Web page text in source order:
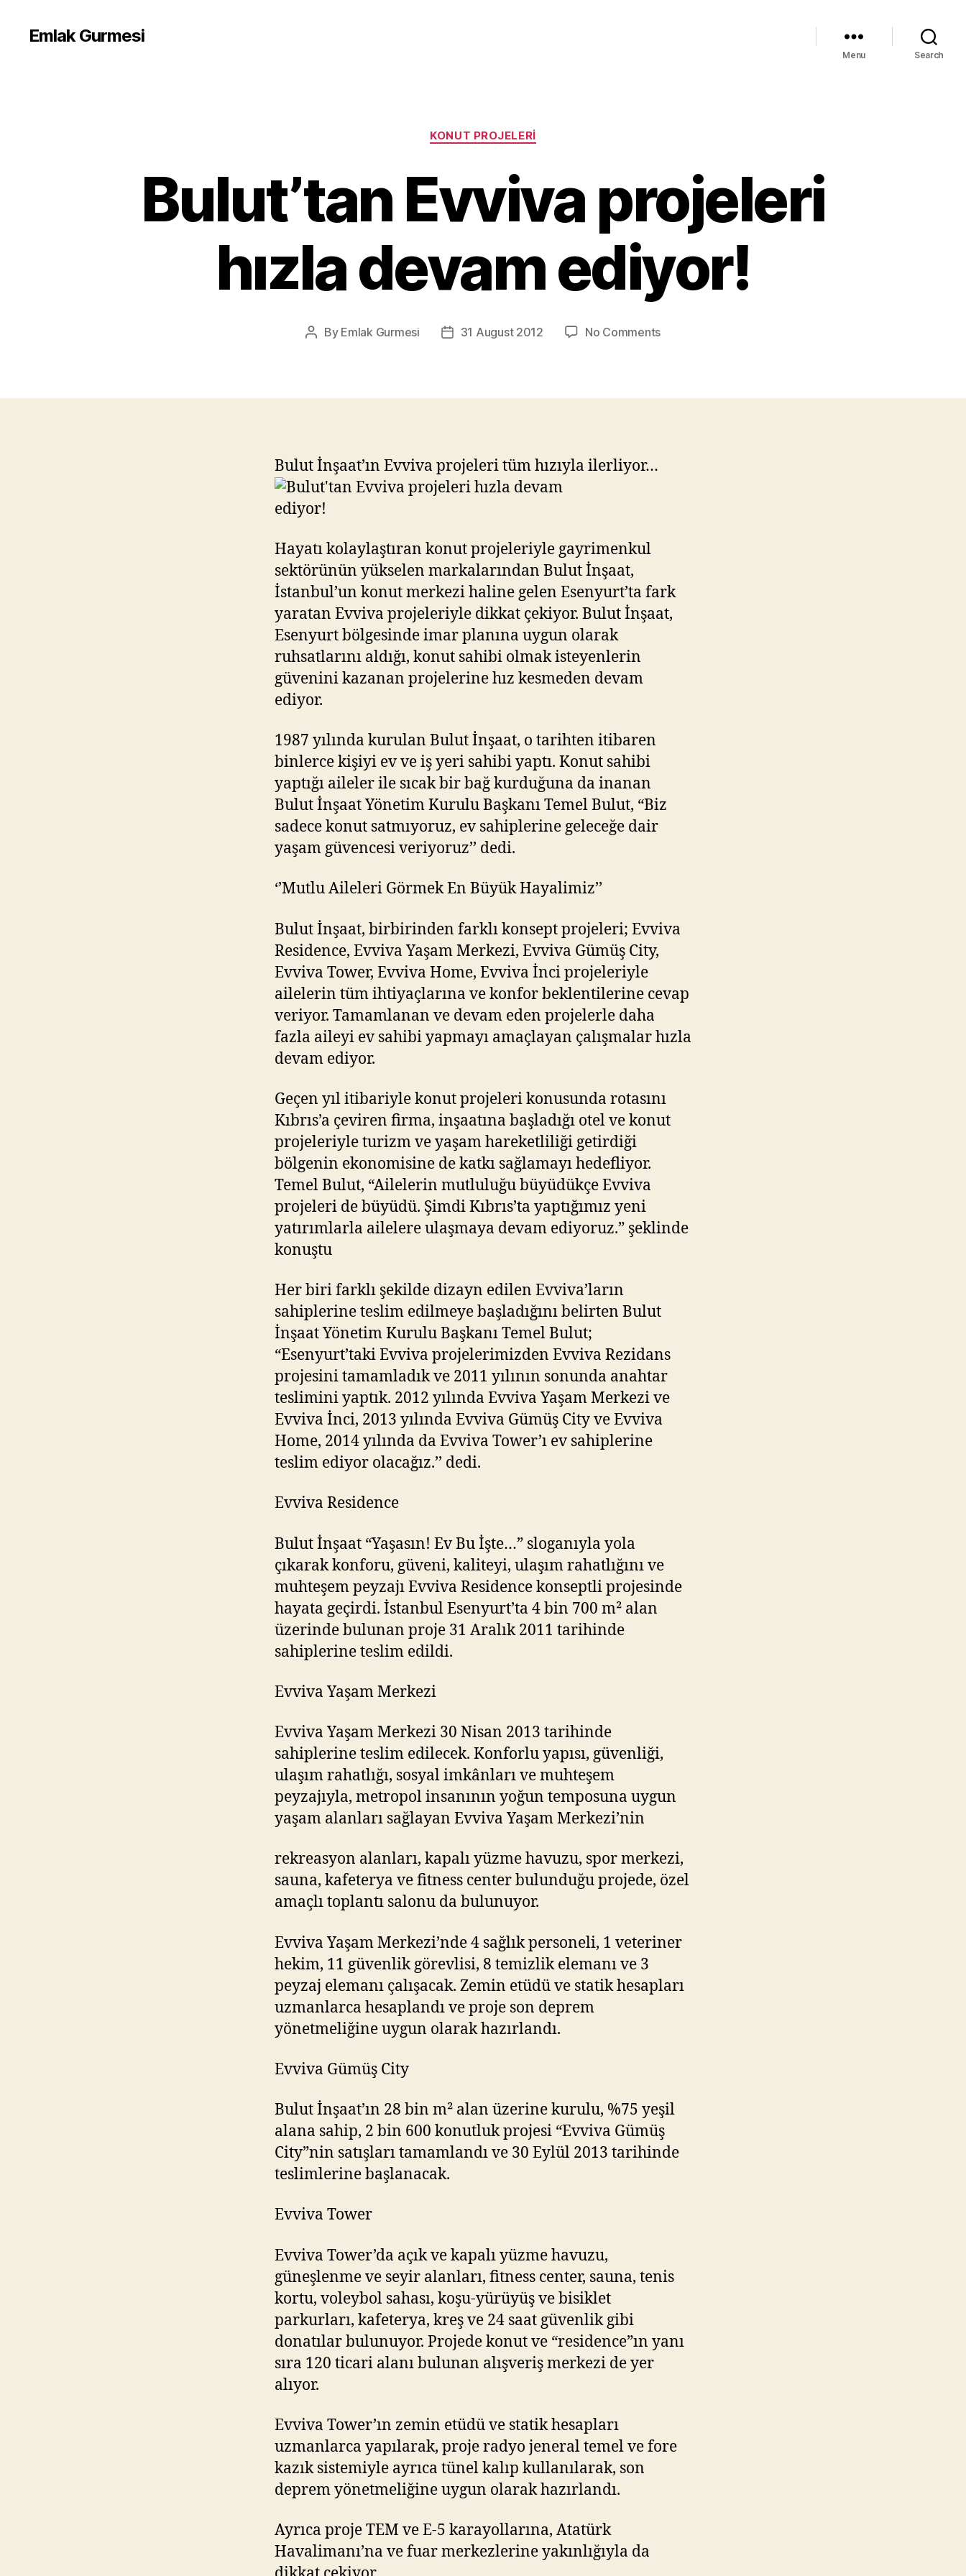
Emlak Gurmesi
Menu Search
Categories
KONUT PROJELERI
Bulut’tan Evviva projeleri
hızla devam ediyor!
Post
By Emlak Gurmesi
Post31 August 2012 No Commentson
hızla
Bulut İnşaat’ın Evviva projeleri tüm hızıyla ilerliyor…
Hayatı kolaylaştıran konut projeleriyle gayrimenkul
sektörünün yükselen markalarından Bulut İnşaat,
İstanbul’un konut merkezi haline gelen Esenyurt’ta fark
yaratan Evviva projeleriyle dikkat çekiyor. Bulut İnşaat,
Esenyurt bölgesinde imar planına uygun olarak
ruhsatlarını aldığı, konut sahibi olmak isteyenlerin
güvenini kazanan projelerine hız kesmeden devam
ediyor.
1987 yılında kurulan Bulut İnşaat, o tarihten itibaren
binlerce kişiyi ev ve iş yeri sahibi yaptı. Konut sahibi
yaptığı aileler ile sıcak bir bağ kurduğuna da inanan
Bulut İnşaat Yönetim Kurulu Başkanı Temel Bulut, “Biz
sadece konut satmıyoruz, ev sahiplerine geleceğe dair
yaşam güvencesi veriyoruz’’ dedi.
‘’Mutlu Aileleri Görmek En Büyük Hayalimiz’’
Bulut İnşaat, birbirinden farklı konsept projeleri; Evviva
Residence, Evviva Yaşam Merkezi, Evviva Gümüş City,
Evviva Tower, Evviva Home, Evviva İnci projeleriyle
ailelerin tüm ihtiyaçlarına ve konfor beklentilerine cevap
veriyor. Tamamlanan ve devam eden projelerle daha
fazla aileyi ev sahibi yapmayı amaçlayan çalışmalar hızla
devam ediyor.
Geçen yıl itibariyle konut projeleri konusunda rotasını
Kıbrıs’a çeviren firma, inşaatına başladığı otel ve konut
projeleriyle turizm ve yaşam hareketliliği getirdiği
bölgenin ekonomisine de katkı sağlamayı hedefliyor.
Temel Bulut, “Ailelerin mutluluğu büyüdükçe Evviva
projeleri de büyüdü. Şimdi Kıbrıs’ta yaptığımız yeni
yatırımlarla ailelere ulaşmaya devam ediyoruz.” şeklinde
konuştu
Her biri farklı şekilde dizayn edilen Evviva’ların
sahiplerine teslim edilmeye başladığını belirten Bulut
İnşaat Yönetim Kurulu Başkanı Temel Bulut;
“Esenyurt’taki Evviva projelerimizden Evviva Rezidans
projesini tamamladık ve 2011 yılının sonunda anahtar
teslimini yaptık. 2012 yılında Evviva Yaşam Merkezi ve
Evviva İnci, 2013 yılında Evviva Gümüş City ve Evviva
Home, 2014 yılında da Evviva Tower’ı ev sahiplerine
teslim ediyor olacağız.’’ dedi.
Evviva Residence
Bulut İnşaat “Yaşasın! Ev Bu İşte…” sloganıyla yola
çıkarak konforu, güveni, kaliteyi, ulaşım rahatlığını ve
muhteşem peyzajı Evviva Residence konseptli projesinde
hayata geçirdi. İstanbul Esenyurt’ta 4 bin 700 m² alan
üzerinde bulunan proje 31 Aralık 2011 tarihinde
sahiplerine teslim edildi.
Evviva Yaşam Merkezi
Evviva Yaşam Merkezi 30 Nisan 2013 tarihinde
sahiplerine teslim edilecek. Konforlu yapısı, güvenliği,
ulaşım rahatlığı, sosyal imkânları ve muhteşem
peyzajıyla, metropol insanının yoğun temposuna uygun
yaşam alanları sağlayan Evviva Yaşam Merkezi’nin
rekreasyon alanları, kapalı yüzme havuzu, spor merkezi,
sauna, kafeterya ve fitness center bulunduğu projede, özel
amaçlı toplantı salonu da bulunuyor.
Evviva Yaşam Merkezi’nde 4 sağlık personeli, 1 veteriner
hekim, 11 güvenlik görevlisi, 8 temizlik elemanı ve 3
peyzaj elemanı çalışacak. Zemin etüdü ve statik hesapları
uzmanlarca hesaplandı ve proje son deprem
yönetmeliğine uygun olarak hazırlandı.
Evviva Gümüş City
Bulut İnşaat’ın 28 bin m² alan üzerine kurulu, %75 yeşil
alana sahip, 2 bin 600 konutluk projesi “Evviva Gümüş
City”nin satışları tamamlandı ve 30 Eylül 2013 tarihinde
teslimlerine başlanacak.
Evviva Tower
Evviva Tower’da açık ve kapalı yüzme havuzu,
güneşlenme ve seyir alanları, fitness center, sauna, tenis
kortu, voleybol sahası, koşu-yürüyüş ve bisiklet
parkurları, kafeterya, kreş ve 24 saat güvenlik gibi
donatılar bulunuyor. Projede konut ve “residence”ın yanı
sıra 120 ticari alanı bulunan alışveriş merkezi de yer
alıyor.
Evviva Tower’ın zemin etüdü ve statik hesapları
uzmanlarca yapılarak, proje radyo jeneral temel ve fore
kazık sistemiyle ayrıca tünel kalıp kullanılarak, son
deprem yönetmeliğine uygun olarak hazırlandı.
Ayrıca proje TEM ve E-5 karayollarına, Atatürk
Havalimanı’na ve fuar merkezlerine yakınlığıyla da